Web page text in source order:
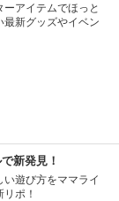
アイテムでほっと
最新グッズやイベン
新発見！
遊び方をママライ
ポ！